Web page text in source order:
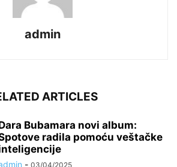
admin
ARTICLES
Bubamara novi album:
radila pomoću veštačke
- 03/04/2025